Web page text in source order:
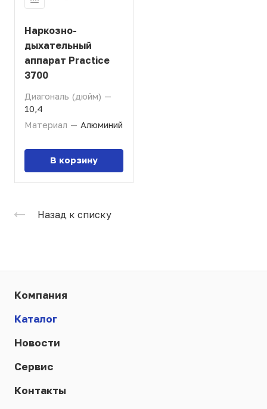
Наркозно-
дыхательный
аппарат Practice
3700
Диагональ (дюйм) —
10,4
Материал — Алюминий
В корзину
Назад к списку
Компания
Каталог
Новости
Сервис
Контакты